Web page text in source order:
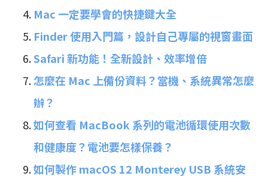
Mac 一定要學會的快捷鍵大全
Finder 使用入門篇，設計自己專屬的視窗畫面
Safari 新功能！全新設計、效率增倍
怎麼在 Mac 上備份資料？當機、系統異常怎麼
辦？
如何查看 MacBook 系列的電池循環使用次數
和健康度？電池要怎樣保養？
如何製作 macOS 12 Monterey USB 系統安